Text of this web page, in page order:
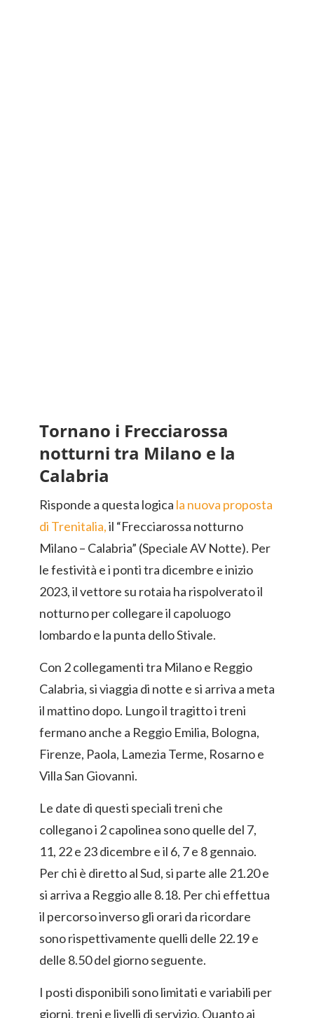
Tornano i Frecciarossa
notturni tra Milano e la
Calabria
Risponde a questa logica la nuova proposta
di Trenitalia,il “Frecciarossa notturno
Milano – Calabria” (Speciale AV Notte). Per
le festività e i ponti tra dicembre e inizio
2023, il vettore su rotaia ha rispolverato il
notturno per collegare il capoluogo
lombardo e la punta dello Stivale.
Con 2 collegamenti tra Milano e Reggio
Calabria, si viaggia di notte e si arriva a meta
il mattino dopo. Lungo il tragitto i treni
fermano anche a Reggio Emilia, Bologna,
Firenze, Paola, Lamezia Terme, Rosarno e
Villa San Giovanni.
Le date di questi speciali treni che
collegano i 2 capolinea sono quelle del 7,
11, 22 e 23 dicembre e il 6, 7 e 8 gennaio.
Per chi è diretto al Sud, si parte alle 21.20 e
si arriva a Reggio alle 8.18. Per chi effettua
il percorso inverso gli orari da ricordare
sono rispettivamente quelli delle 22.19 e
delle 8.50 del giorno seguente.
I posti disponibili sono limitati e variabili per
giorni, treni e livelli di servizio. Quanto ai